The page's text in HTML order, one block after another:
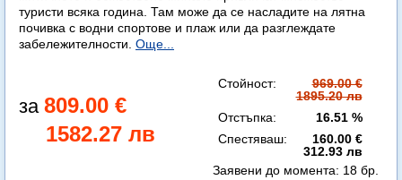
туристи всяка година. Там може да се насладите на лятна
почивка с водни спортове и плаж или да разглеждате
забележителности. Още...
809.00 €
1582.27 лв
Стойност:
969.00 €
1895.20 лв
Отстъпка:
16.51 %
Спестяваш:
160.00 €
312.93 лв
Заявени до момента: 18 бр.